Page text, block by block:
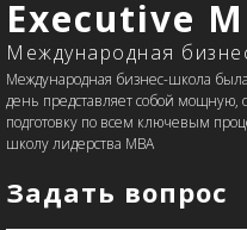
Executive
Международная
Международная бизнес-школа
день представляет собой
подготовку по всем ключевым
школу лидерства MBA
Задать вопрос